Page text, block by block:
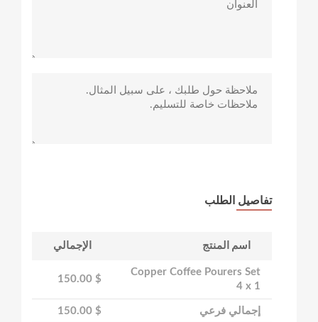
تفاصيل الطلب
اسم المنتج الإجمالي
Copper Coffee Pourers Set
4 x 1
$ 150.00
إجمالي فرعي $ 150.00